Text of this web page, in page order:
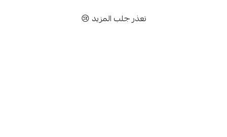
الاكثر مبيعاً
تعذر جلب المزيد 😢